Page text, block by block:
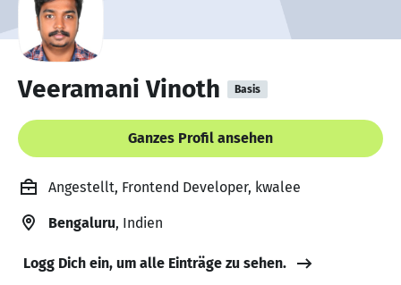
Veeramani Vinoth Basis
Ganzes Profil ansehen
Angestellt, Frontend Developer, kwalee
Bengaluru, Indien
Logg Dich ein, um alle Einträge zu sehen.